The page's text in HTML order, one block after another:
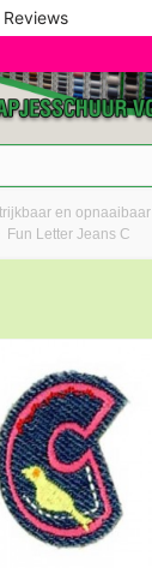
Reviews
en opnaaibaar
Fun Letter Jeans C